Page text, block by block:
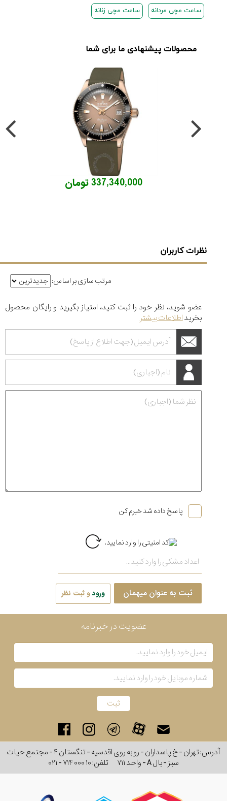
ساعت مچی مردانه ساعت مچی زنانه
محصولات پیشنهادی ما برای شما
337,340,000 تومان
نظرات کاربران
مرتب سازی بر اساس:
عضو شوید، نظر خود را ثبت کنید، امتیاز بگیرید و رایگان محصول
بخریداطلاعات بیشتر
پاسخ داده شد خبرم کن
ثبت به عنوان میهمان ورودو ثبت نظر
عضویت در خبرنامه
آدرس: تهران - خ پاسداران - رو به روی اقدسیه - تنگستان ۴ - مجتمع حیات
سبز - بال A - واحد ۷۱۱
تلفن:۰۲۱ - ۷۱۴ ۰۰۰ ۱۰